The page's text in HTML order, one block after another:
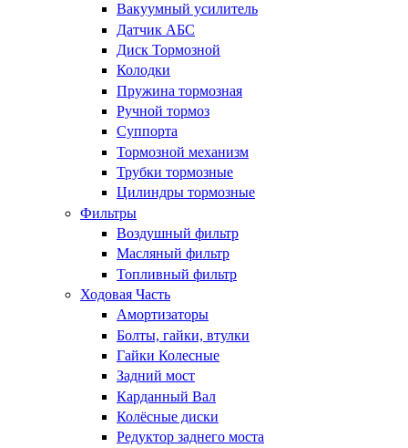
Вакуумный усилитель
Датчик АБС
Диск Тормозной
Колодки
Пружина тормозная
Ручной тормоз
Суппорта
Тормозной механизм
Трубки тормозные
Цилиндры тормозные
Фильтры
Воздушный фильтр
Масляный фильтр
Топливный фильтр
Ходовая Часть
Амортизаторы
Болты, гайки, втулки
Гайки Колесные
Задний мост
Карданный Вал
Колёсные диски
Редуктор заднего моста